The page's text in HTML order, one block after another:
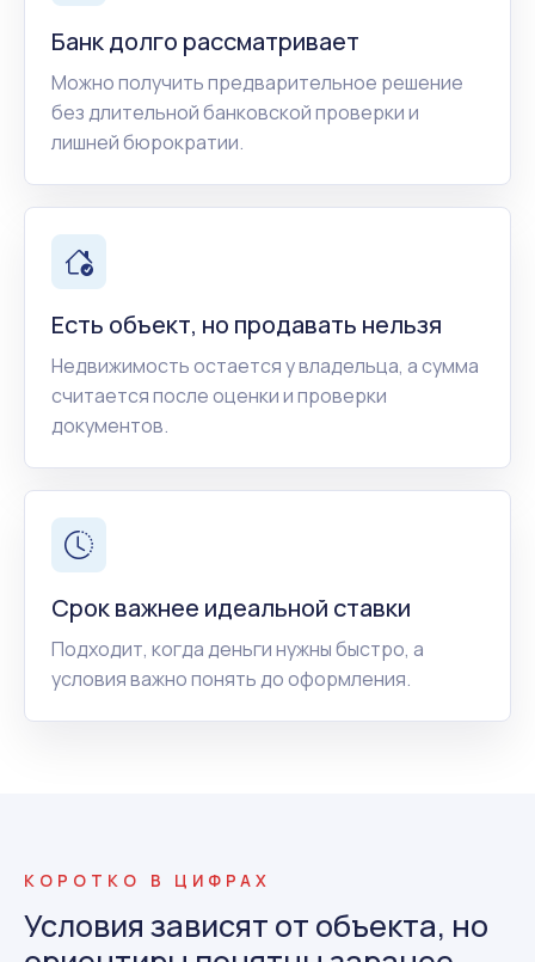
Банк долго рассматривает
Можно получить предварительное решение
без длительной банковской проверки и
лишней бюрократии.
Есть объект, но продавать нельзя
Недвижимость остается у владельца, а сумма
считается после оценки и проверки
документов.
Срок важнее идеальной ставки
Подходит, когда деньги нужны быстро, а
условия важно понять до оформления.
КОРОТКО В ЦИФРАХ
Условия зависят от объекта, но